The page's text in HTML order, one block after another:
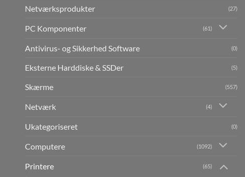
Netværksprodukter (27)
PC Komponenter (61)
Antivirus- og Sikkerhed Software (0)
Eksterne Harddiske & SSDer (5)
Skærme (557)
Netværk (4)
Ukategoriseret (0)
Computere (1092)
Printere (65)